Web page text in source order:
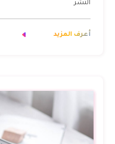
النشر
أعرف المزيد